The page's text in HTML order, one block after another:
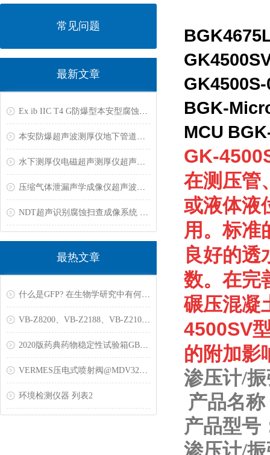
常见问题
最新文章
Ex ib IIC T4 G防爆型本安型腐蚀金属超声波测厚仪
本安防爆超声波测厚仪地下管道超声泄漏探测仪地下管道防腐层检测仪
水下测厚仪电磁超声测厚仪超声波高温测厚仪管体腐蚀成像检测系统
压缩气体泄漏声学成像仪超声波泄漏检测仪粉末涂层测厚仪
NDT超声识别腐蚀扫查成像系统 扫描产品缺陷成像测厚仪 超声波腐蚀测厚仪
最热文章
什么是GFP? 在生物学研究中有何用途？
VB-Z8200、VB-Z2188、VB-Z2101、VB-Z2102、VB-12161变送器
2020版药典药物稳定性试验箱GB/T10586-2006标准
VERMES压电式喷射阀@MDV3200-HM压电式喷胶阀
环境检测仪器 列表2
BGK-
MCU
GK-
在测压管
或液体液
用。标准
良好的
数。在完
碾压混凝
4500SV
的附加影
渗压计/
产品名
产品型号
渗压计/